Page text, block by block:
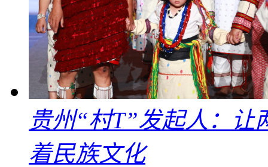
贵州“村T”发起人：让
着民族文化